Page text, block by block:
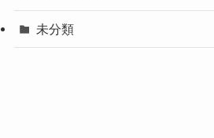
未分類